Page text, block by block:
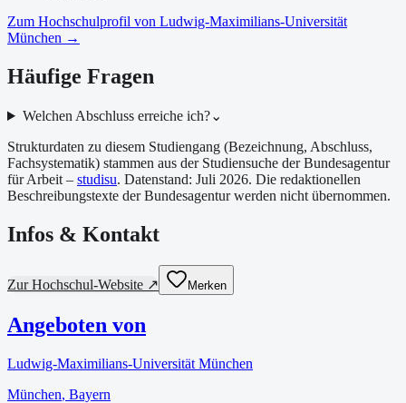
Zum Hochschulprofil von Ludwig-Maximilians-Universität
München →
Häufige Fragen
Welchen Abschluss erreiche ich?⌄
Strukturdaten zu diesem Studiengang (Bezeichnung, Abschluss,
Fachsystematik) stammen aus der Studiensuche der Bundesagentur
für Arbeit – studisu. Datenstand: Juli 2026. Die redaktionellen
Beschreibungstexte der Bundesagentur werden nicht übernommen.
Infos & Kontakt
Zur Hochschul-Website ↗ Merken
Angeboten von
Ludwig-Maximilians-Universität München
München, Bayern